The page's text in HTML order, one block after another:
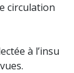
circulation
à l’insu